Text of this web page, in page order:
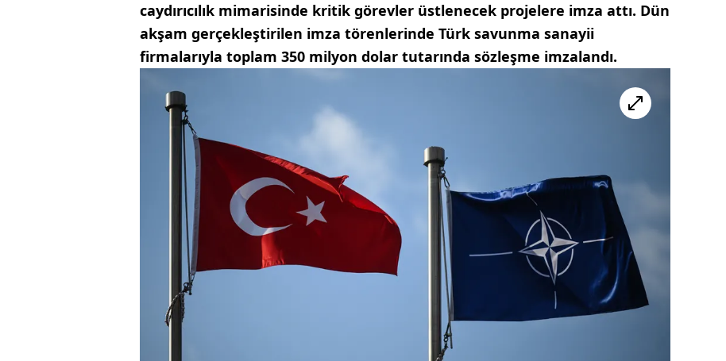
caydırıcılık mimarisinde kritik görevler üstlenecek projelere imza attı. Dün
akşam gerçekleştirilen imza törenlerinde Türk savunma sanayii
firmalarıyla toplam 350 milyon dolar tutarında sözleşme imzalandı.